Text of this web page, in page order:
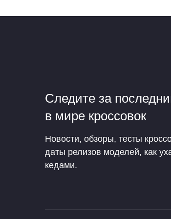
Следите за
в мире кроссовок
Новости, обзоры, тесты
даты релизов моделей, как
кедами.